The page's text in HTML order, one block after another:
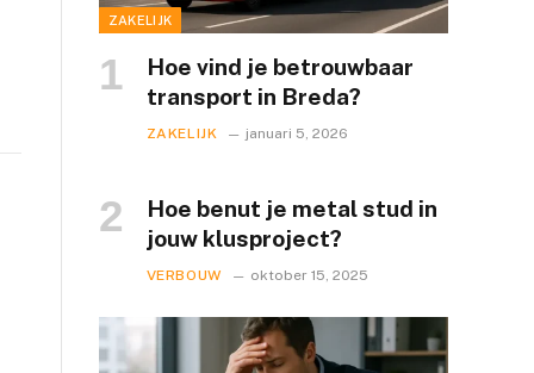
ZAKELIJK
Hoe vind je betrouwbaar
transport in Breda?
ZAKELIJK januari 5, 2026
Hoe benut je metal stud in
jouw klusproject?
VERBOUW oktober 15, 2025